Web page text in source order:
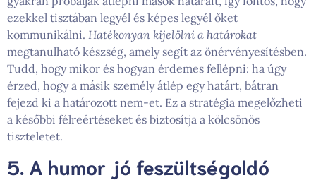
ezekkel tisztában legyél és képes legyél őket
kommunikálni. Hatékonyan kijelölni a határokat
megtanulható készség, amely segít az önérvényesítésben.
Tudd, hogy mikor és hogyan érdemes fellépni: ha úgy
érzed, hogy a másik személy átlép egy határt, bátran
fejezd ki a határozott nem-et. Ez a stratégia megelőzheti
a későbbi félreértéseket és biztosítja a kölcsönös
tiszteletet.
5. A humor jó feszültségoldó